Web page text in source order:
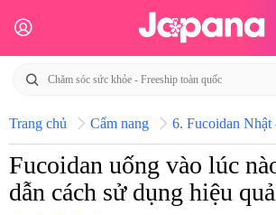
Trang chủ Cẩm nang 6. Fucoidan
Fucoidan uống vào lúc
dẫn cách sử dụng hiệu